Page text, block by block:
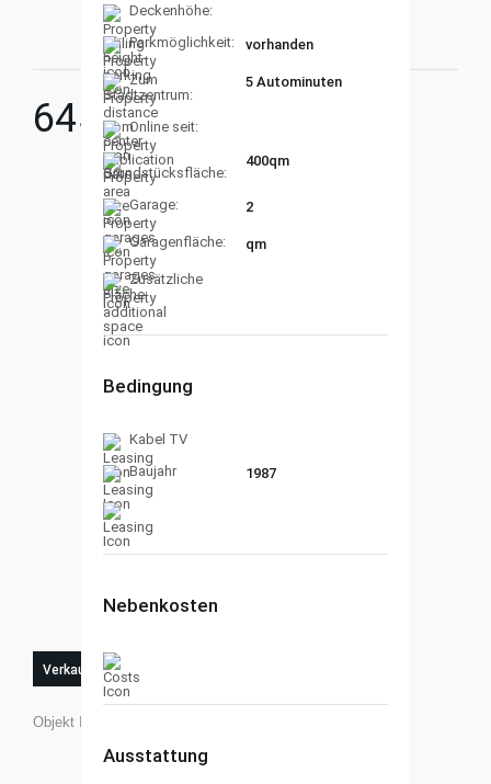
645.000€
Verkauft
Objekt ID:
Deckenhöhe:
Parkmöglichkeit:
vorhanden
Zum
Stadtzentrum:
5 Autominuten
Online seit:
Grundstücksfläche:
400qm
Garage: 2
Garagenfläche: qm
Zusätzliche
Fläche:
Bedingung
Kabel TV
Baujahr
1987
Nebenkosten
Ausstattung